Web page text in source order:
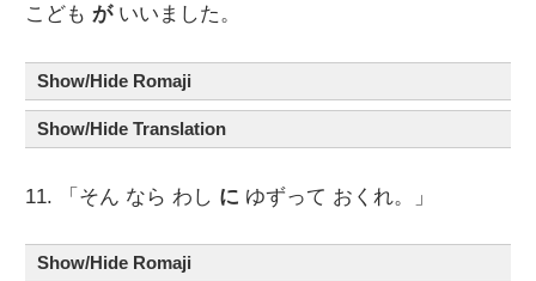
こどもがいいました。
Show/Hide Romaji
Show/Hide Translation
11. 「そん なら わし に ゆずって おくれ。」
Show/Hide Romaji